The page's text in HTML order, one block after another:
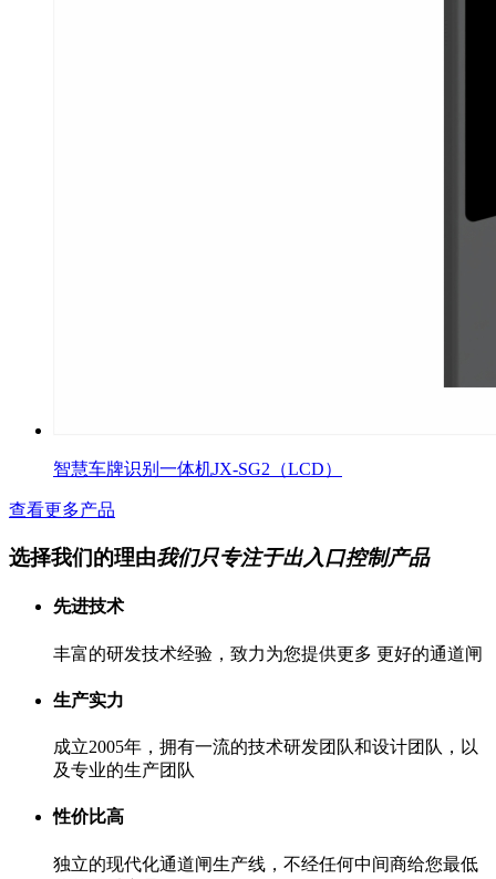
智慧车牌识别一体机JX-SG2（LCD）
查看更多产品
选择我们的理由我们只专注于出入口控制产品
先进技术
丰富的研发技术经验，致力为您提供更多 更好的通道闸
生产实力
成立2005年，拥有一流的技术研发团队和设计团队，以
及专业的生产团队
性价比高
独立的现代化通道闸生产线，不经任何中间商给您最低